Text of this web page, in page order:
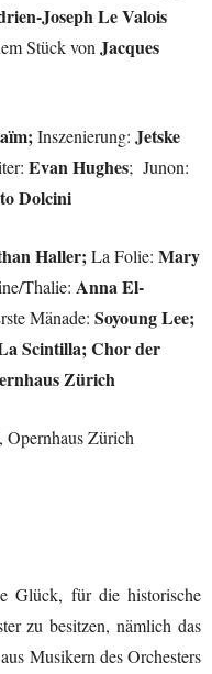
Joseph Le Valois
Stück vonJacques
Inszenierung: Jetske
: Evan Hughes; Junon:
Dolcini
Haller;La Folie: Mary
Thalie: Anna El-
Mänade: Soyoung Lee;
Scintilla;Chor der
Zürich
Opernhaus Zürich
Glück, für die historische
zu besitzen, nämlich das
Musikern des Orchesters